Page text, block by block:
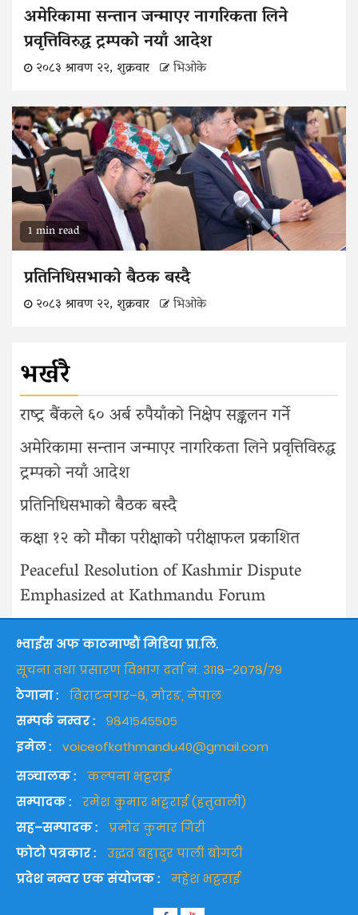
अमेरिकामा सन्तान जन्माएर नागरिकता लिने
प्रवृत्तिविरुद्ध ट्रम्पको नयाँ आदेश
२०८३ श्रावण २२, शुक्रवार भिओके
1 min read
प्रतिनिधिसभाको बैठक बस्दै
२०८३ श्रावण २२, शुक्रवार भिओके
भर्खरै
राष्ट्र बैंकले ६० अर्ब रुपैयाँको निक्षेप सङ्कलन गर्ने
अमेरिकामा सन्तान जन्माएर नागरिकता लिने प्रवृत्तिविरुद्ध
ट्रम्पको नयाँ आदेश
प्रतिनिधिसभाको बैठक बस्दै
कक्षा १२ को मौका परीक्षाको परीक्षाफल प्रकाशित
Peaceful Resolution of Kashmir Dispute
Emphasized at Kathmandu Forum
भ्वाईस अफ काठमाण्डौं मिडिया प्रा.लि.
सूचना तथा प्रसारण विभाग दर्ता नं. ३११८–२०७८/७९
ठेगाना :
विराटनगर–८, मोरङ, नेपाल
सम्पर्क नम्वर :
९८४१५४५५०५
इमेल :
voiceofkathmandu40@gmail.com
सञ्चालक :
कल्पना भट्टराई
सम्पादक :
रमेश कुमार भट्टराई (हतुवाली)
सह–सम्पादक :
प्रमोद कुमार गिरी
फोटो पत्रकार :
उद्धव बहादुर पाली बोगटी
प्रदेश नम्वर एक संयोजक :
महेश भट्टराई